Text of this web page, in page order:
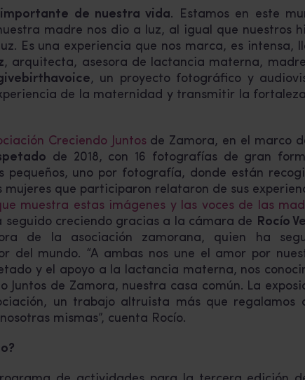
de nuestra vida. Estamos en este
madre nos dio a luz, al igual que nuestros
Es una experiencia que nos marca, es intensa,
, arquitecta, asesora de lactancia materna,
, un proyecto fotográfico y
de la maternidad y transmitir la
Creciendo Juntosde Zamora, en el marco
de 2018, con 16 fotografías de gran
pequeños, uno por fotografía, donde están
que participaron relataron de sus
muestra estas imágenes y las voces de las
seguido creciendo gracias a la cámara de Rocío
de la asociación zamorana, quien ha
del mundo. “A ambas nos une el amor por
y el apoyo a la lactancia materna, nos
Juntos de Zamora, nuestra casa común. La
un trabajo altruista más que regalamos
mismas”, cuenta Rocío.